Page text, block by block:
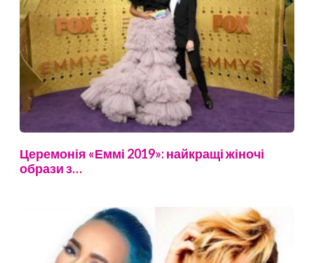
Церемонія «Еммі 2019»: найкращі жіночі
образи з…